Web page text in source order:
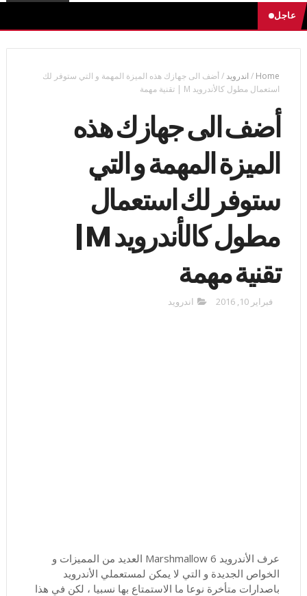
عاجل
Home
/ اندرويد/ أضف الى جهازك هذه الميزة المهمة و التي ستوفر لك
استعمال مطول كالأندرويد M | تقنية مهمة
أضف الى جهازك هذه
الميزة المهمة و التي
ستوفر لك استعمال
مطول كالأندرويد M |
تقنية مهمة
فبراير 10, 2016 اندرويد
عرف الأندرويد 6 Marshmallow العديد من المميزات و
الخواص الجديدة و التي لا يمكن لمستعملي الأندرويد
باصدارات متأخرة نوعا ما الاستمتاع بها نسبيا ، لكن في هذا